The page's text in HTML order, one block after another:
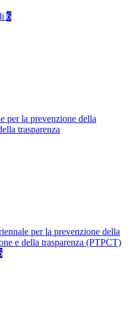
6
per la prevenzione della
trasparenza
per la prevenzione della
e della trasparenza (PTPCT)